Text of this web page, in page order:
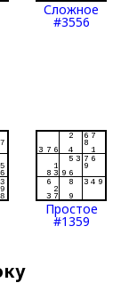
Сложное
#3556
Простое
#1359